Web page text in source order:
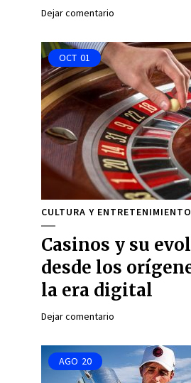
Dejar comentario
OCT 01
CULTURA Y ENTRETENIMIENTO
Casinos y su
desde los
la era digital
Dejar comentario
AGO 20